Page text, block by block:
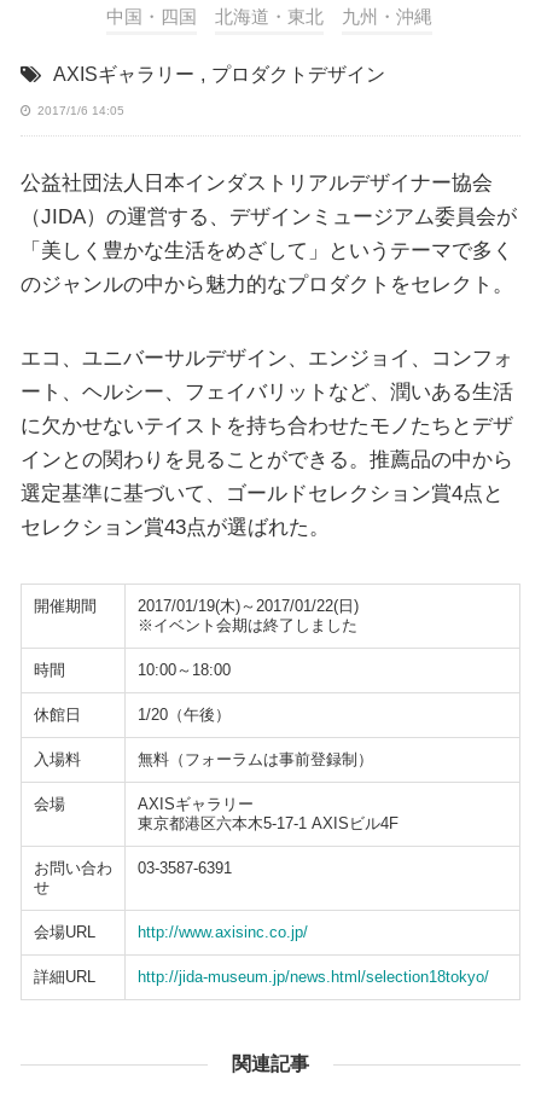
中国・四国 北海道・東北 九州・沖縄
AXISギャラリー , プロダクトデザイン
2017/1/6 14:05
公益社団法人日本インダストリアルデザイナー協会
（JIDA）の運営する、デザインミュージアム委員会が
「美しく豊かな生活をめざして」というテーマで多く
のジャンルの中から魅力的なプロダクトをセレクト。
エコ、ユニバーサルデザイン、エンジョイ、コンフォ
ート、ヘルシー、フェイバリットなど、潤いある生活
に欠かせないテイストを持ち合わせたモノたちとデザ
インとの関わりを見ることができる。推薦品の中から
選定基準に基づいて、ゴールドセレクション賞4点と
セレクション賞43点が選ばれた。
開催期間
2017/01/19(木)～2017/01/22(日)
※イベント会期は終了しました
時間 10:00～18:00
休館日 1/20（午後）
入場料 無料（フォーラムは事前登録制）
会場
AXISギャラリー
東京都港区六本木5‐17‐1 AXISビル4F
お問い合わ
せ
03-3587-6391
会場URL http://www.axisinc.co.jp/
詳細URL http://jida-museum.jp/news.html/selection18tokyo/
関連記事